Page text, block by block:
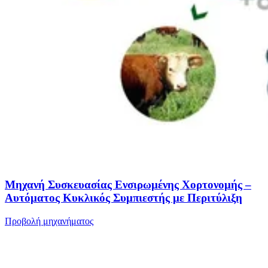
Μηχανή Συσκευασίας Ενσιρωμένης Χορτονομής –
Αυτόματος Κυκλικός Συμπιεστής με Περιτύλιξη
Προβολή μηχανήματος